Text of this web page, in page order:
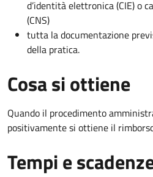
d’identità elettronica (CIE) o
(CNS)
tutta la documentazione
della pratica.
Cosa si ottiene
Quando il procedimento
positivamente si ottiene il
Tempi e